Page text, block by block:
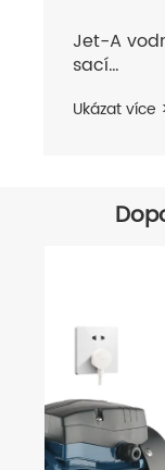
Jet-A
sací
dobře
Ukázat více